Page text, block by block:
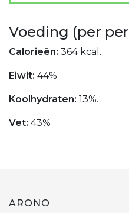
Voeding (per
Calorieën: 364 kcal.
Eiwit: 44%
Koolhydraten: 13%.
Vet: 43%
ARONO